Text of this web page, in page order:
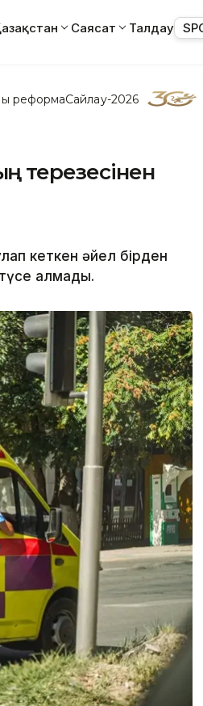
Саясат Талдау
реформаСайлау-2026
терезесінен
кеткен әйел бірден
түсе алмады.